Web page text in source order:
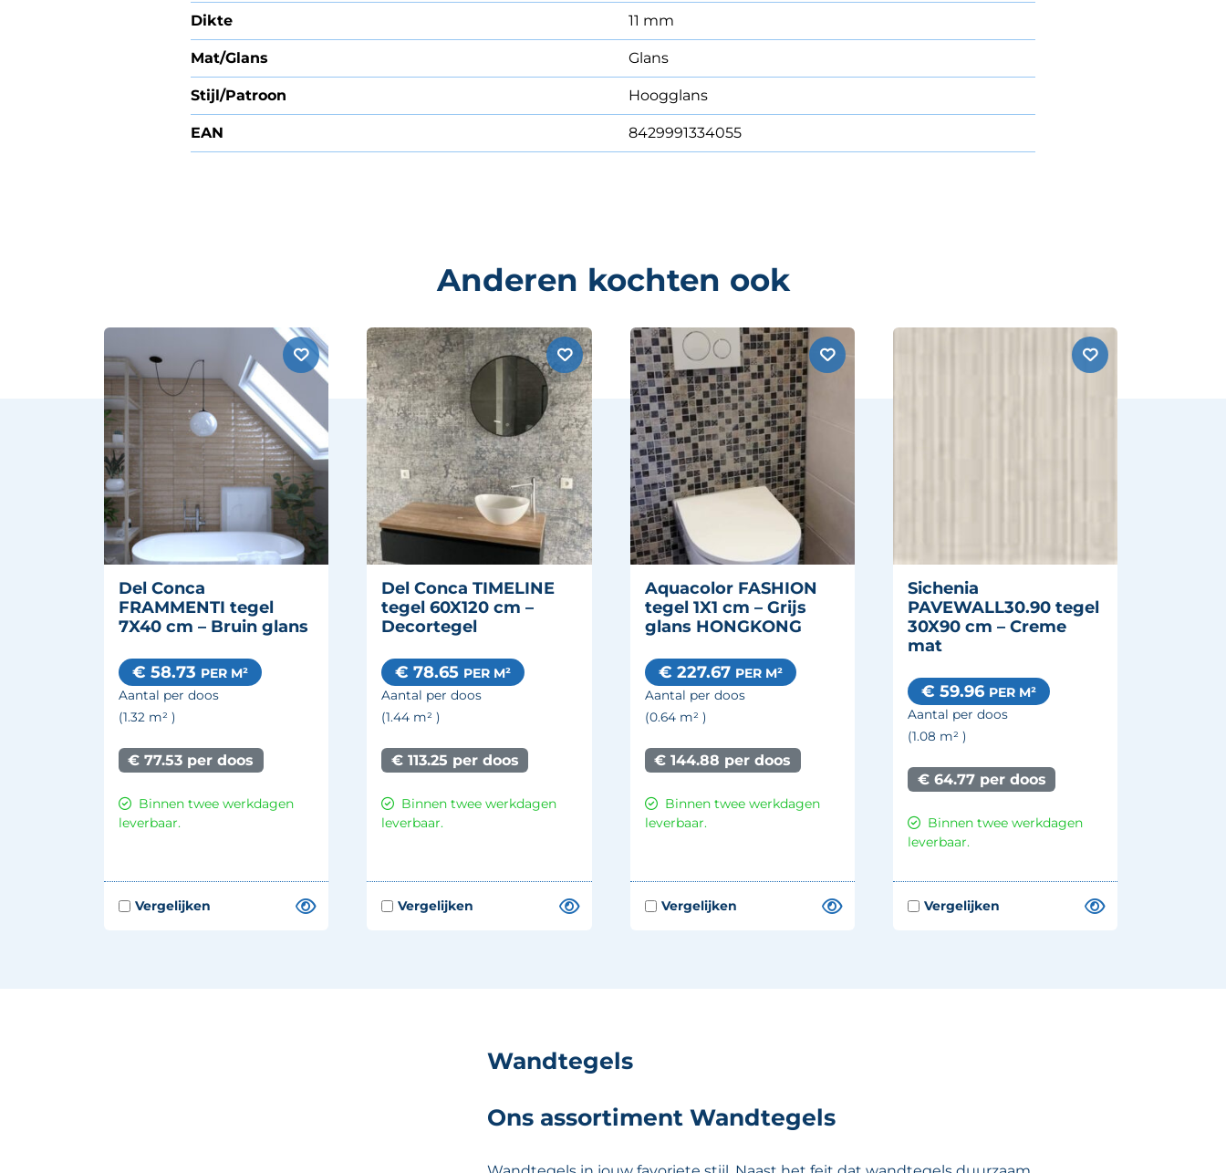
Dikte 11 mm
Mat/Glans Glans
Stijl/Patroon Hoogglans
EAN 8429991334055
Anderen kochten ook
Del Conca
FRAMMENTI tegel
7X40 cm – Bruin glans
€ 58.73 PER M²
Aantal per doos
(1.32 m² )
€ 77.53 per doos
Binnen twee werkdagen
leverbaar.
Del Conca TIMELINE
tegel 60X120 cm –
Decortegel
€ 78.65 PER M²
Aantal per doos
(1.44 m² )
€ 113.25 per doos
Binnen twee werkdagen
leverbaar.
Aquacolor FASHION
tegel 1X1 cm – Grijs
glans HONGKONG
€ 227.67 PER M²
Aantal per doos
(0.64 m² )
€ 144.88 per doos
Binnen twee werkdagen
leverbaar.
Sichenia
PAVEWALL30.90 tegel
30X90 cm – Creme
mat
€ 59.96 PER M²
Aantal per doos
(1.08 m² )
€ 64.77 per doos
Binnen twee werkdagen
leverbaar.
Wandtegels
Ons assortiment Wandtegels